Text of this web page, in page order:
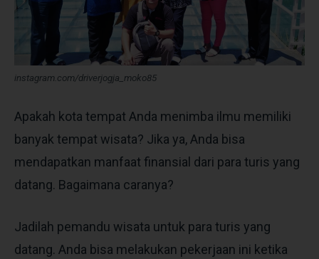
instagram.com/driverjogja_moko85
Apakah kota tempat Anda menimba ilmu memiliki
banyak tempat wisata? Jika ya, Anda bisa
mendapatkan manfaat finansial dari para turis yang
datang. Bagaimana caranya?
Jadilah pemandu wisata untuk para turis yang
datang. Anda bisa melakukan pekerjaan ini ketika